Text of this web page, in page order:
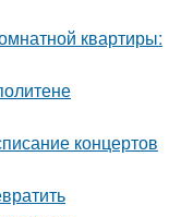
квартиры:
концертов